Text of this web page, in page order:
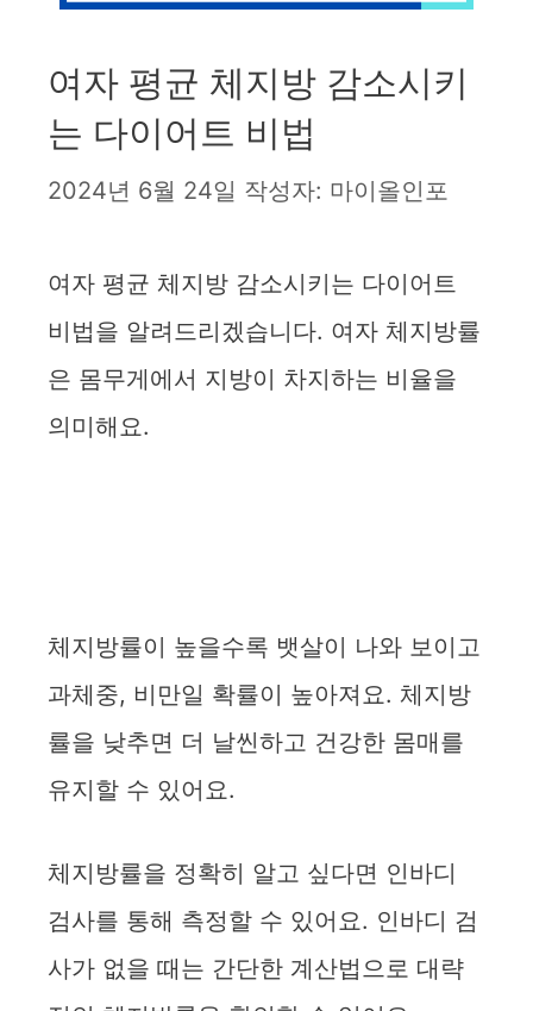
여자 평균 체지방 감소시키
는 다이어트 비법
2024년 6월 24일 작성자: 마이올인포
여자 평균 체지방 감소시키는 다이어트
비법을 알려드리겠습니다. 여자 체지방률
은 몸무게에서 지방이 차지하는 비율을
의미해요.
체지방률이 높을수록 뱃살이 나와 보이고
과체중, 비만일 확률이 높아져요. 체지방
률을 낮추면 더 날씬하고 건강한 몸매를
유지할 수 있어요.
체지방률을 정확히 알고 싶다면 인바디
검사를 통해 측정할 수 있어요. 인바디 검
사가 없을 때는 간단한 계산법으로 대략